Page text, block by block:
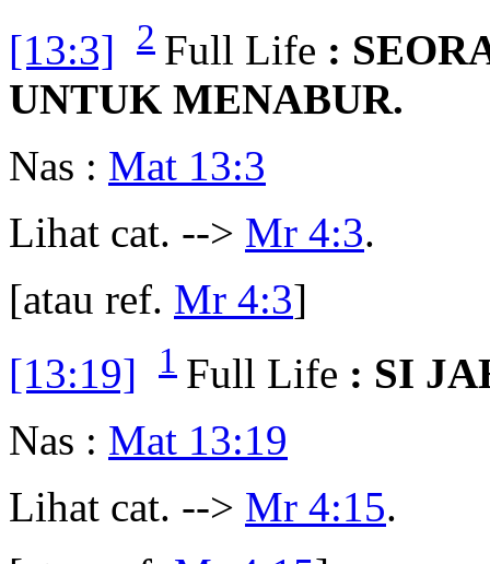
[13:3]
2 Full Life :
UNTUK MENABUR.
Nas : Mat 13:3
Lihat cat. --> Mr 4:3.
[atau ref. Mr 4:3]
[13:19]
1 Full Life : SI
Nas : Mat 13:19
Lihat cat. --> Mr 4:15.